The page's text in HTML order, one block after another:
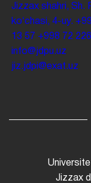
Jizzax shahri, Sh.
koʻchasi, 4-uy.
13 57 +998 72
info@jdpu.uz
jiz.jdpi@exat.uz
Jizzax